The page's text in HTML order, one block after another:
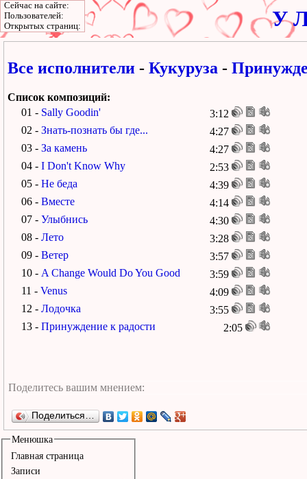
У
Все исполнители - Кукуруза -
Список композиций:
01 - Sally Goodin'
3:12
02 - Знать-познать бы где...
4:27
03 - За камень
4:27
04 - I Don't Know Why
2:53
05 - Не беда
4:39
06 - Вместе
4:14
07 - Улыбнись
4:30
08 - Лето
3:28
09 - Ветер
3:57
10 - A Change Would Do You Good
3:59
11 - Venus
4:09
12 - Лодочка
3:55
13 - Принуждение к радости 2:05
Поделиться…
Менюшка
Главная страница
Записи
Сейчас на сайте:
Пользователей:
Открытых страниц: